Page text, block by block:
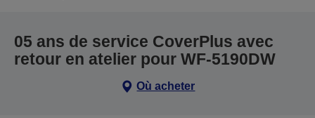
05 ans de service CoverPlus avec
retour en atelier pour WF-5190DW
Où acheter